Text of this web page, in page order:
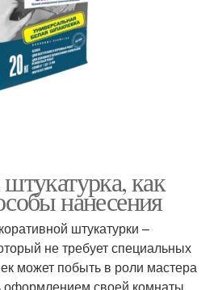
как
нанесения
штукатурки –
не требует специальных
может побыть в роли мастера